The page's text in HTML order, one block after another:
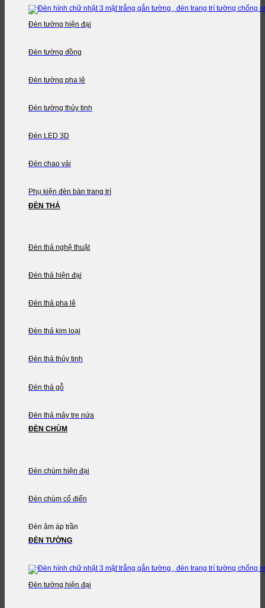
Đèn tường hiện đại
Đèn tường đồng
Đèn tường pha lê
Đèn tường thủy tinh
Đèn LED 3D
Đèn chao vải
Phụ kiện đèn bàn trang trí
ĐÈN THẢ
Đèn thả nghệ thuật
Đèn thả hiện đại
Đèn thả pha lê
Đèn thả kim loại
Đèn thả thủy tinh
Đèn thả gỗ
Đèn thả mây tre nứa
ĐÈN CHÙM
Đèn chùm hiện đại
Đèn chùm cổ điển
Đèn âm áp trần
ĐÈN TƯỜNG
Đèn tường hiện đại